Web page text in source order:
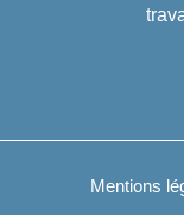
Mentions